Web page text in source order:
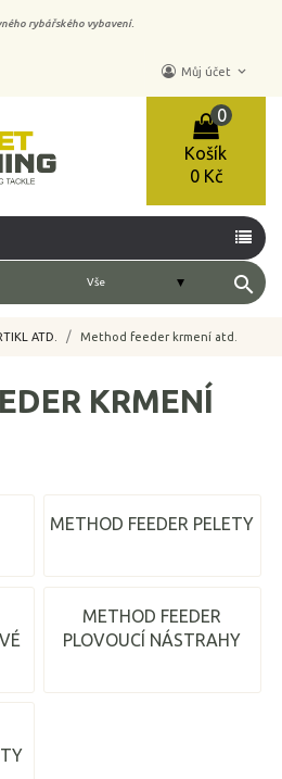
rybářského vybavení.
Můj účet keyboard_arrow_down
Košík
0
0 Kč
search
ATD. Method feeder krmení atd.
KRMENÍ
METHOD FEEDER PELETY
METHOD FEEDER
PLOVOUCÍ NÁSTRAHY